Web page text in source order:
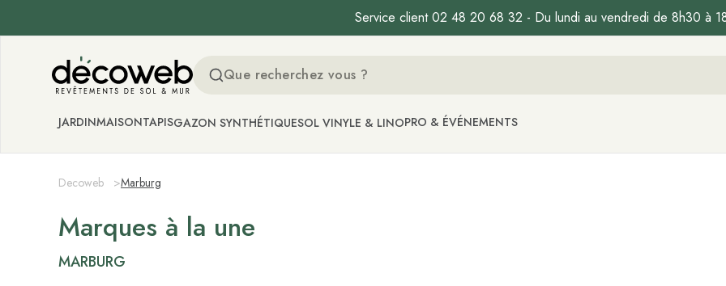
Service client 02 48 20 68 32 - Du lundi au vendredi de 8h30 à
Decoweb
JARDINMAISONTAPISGAZON SYNTHÉTIQUESOL VINYLE & LINOPRO & ÉVÉNEMENTS
Decoweb >Marburg
Marques à la une
MARBURG